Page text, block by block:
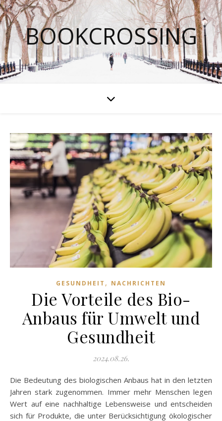
BOOKCROSSING
GESUNDHEIT , NACHRICHTEN
Die Vorteile des Bio-
Anbaus für Umwelt und
Gesundheit
2024.08.26.
Die Bedeutung des biologischen Anbaus hat in den letzten
Jahren stark zugenommen. Immer mehr Menschen legen
Wert auf eine nachhaltige Lebensweise und entscheiden
sich für Produkte, die unter Berücksichtigung ökologischer